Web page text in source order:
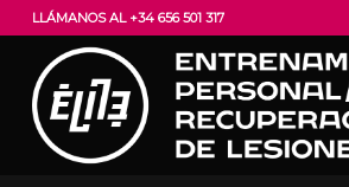
LLÁMANOS AL +34 656 501 317